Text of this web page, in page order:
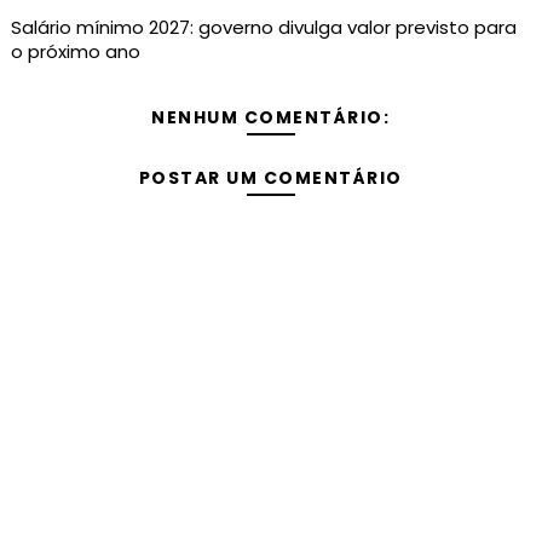
Salário mínimo 2027: governo divulga valor previsto para
o próximo ano
NENHUM COMENTÁRIO:
POSTAR UM COMENTÁRIO